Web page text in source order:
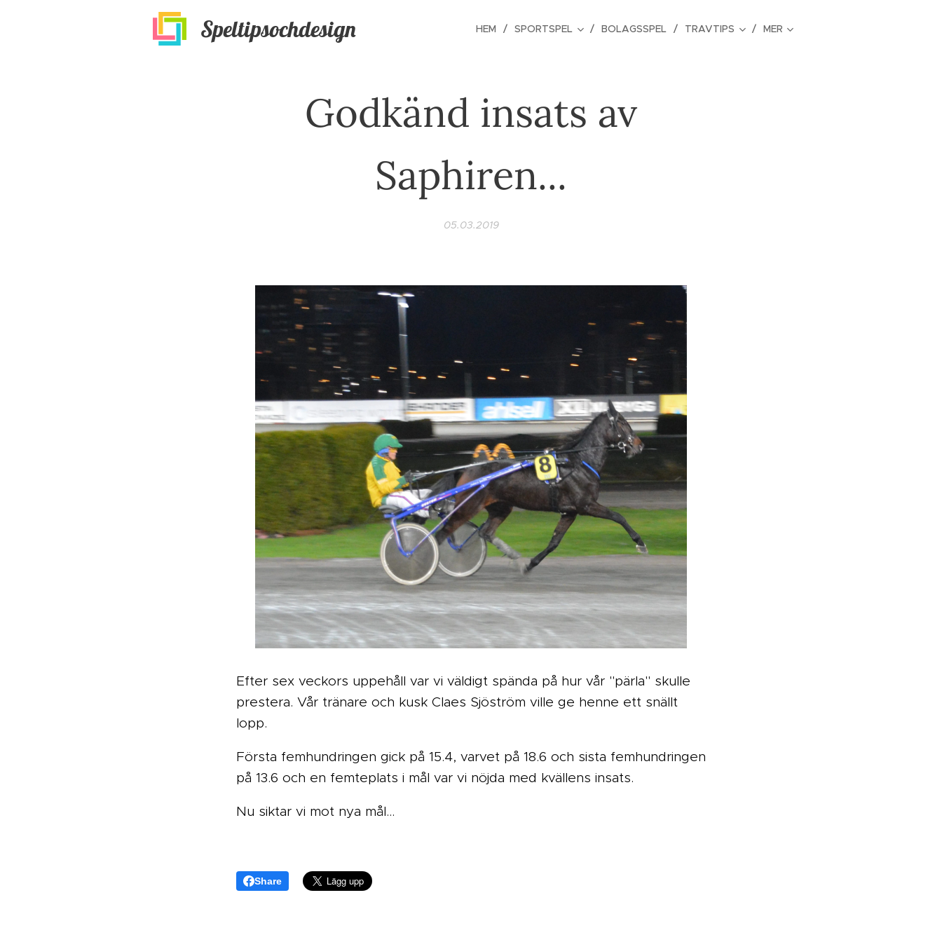
Speltipsochdesign HEM SPORTSPEL BOLAGSSPEL TRAVTIPS MER
Godkänd insats av
Saphiren...
05.03.2019
Efter sex veckors uppehåll var vi väldigt spända på hur vår "pärla" skulle
prestera. Vår tränare och kusk Claes Sjöström ville ge henne ett snällt
lopp.
Första femhundringen gick på 15.4, varvet på 18.6 och sista femhundringen
på 13.6 och en femteplats i mål var vi nöjda med kvällens insats.
Nu siktar vi mot nya mål...
Share